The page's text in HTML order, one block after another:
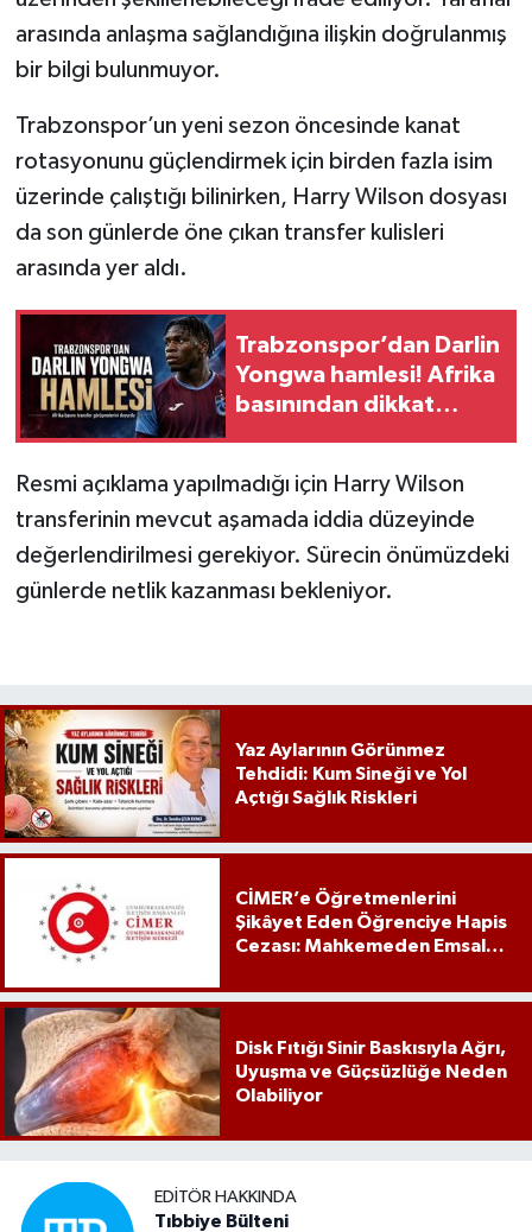
arasında anlaşma sağlandığına ilişkin doğrulanmış
bir bilgi bulunmuyor.
Trabzonspor’un yeni sezon öncesinde kanat
rotasyonunu güçlendirmek için birden fazla isim
üzerinde çalıştığı bilinirken, Harry Wilson dosyası
da son günlerde öne çıkan transfer kulisleri
arasında yer aldı.
Trabzonspor’dan Darlin
Yongwa hamlesi! Afrika
basınından dikkat
Resmi açıklama yapılmadığı için Harry Wilson
transferinin mevcut aşamada iddia düzeyinde
değerlendirilmesi gerekiyor. Sürecin önümüzdeki
günlerde netlik kazanması bekleniyor.
Yaz Aylarının Görünmez
Tehdidi: Kum Sineği ve Yol
Açtığı Sağlık Riskleri
CİMER’e Öğretmenlerini
Şikâyet Eden Öğrenciye Hapis
Cezası: Mahkemeden Emsal
Disk Fıtığı Sinir Baskısıyla Ağrı,
Uyuşma ve Güçsüzlüğe Neden
Olabiliyor
EDITÖR HAKKINDA
Tıbbiye Bülteni